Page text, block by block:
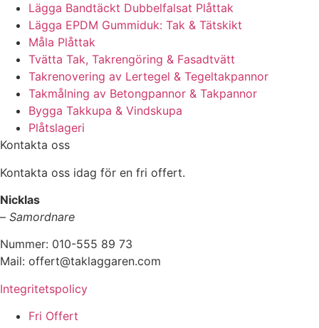
Lägga Bandtäckt Dubbelfalsat Plåttak
Lägga EPDM Gummiduk: Tak & Tätskikt
Måla Plåttak
Tvätta Tak, Takrengöring & Fasadtvätt
Takrenovering av Lertegel & Tegeltakpannor
Takmålning av Betongpannor & Takpannor
Bygga Takkupa & Vindskupa
Plåtslageri
Kontakta oss
Kontakta oss idag för en fri offert.
Nicklas
– Samordnare
Nummer: 010-555 89 73
Mail: offert@taklaggaren.com
Integritetspolicy
Fri Offert